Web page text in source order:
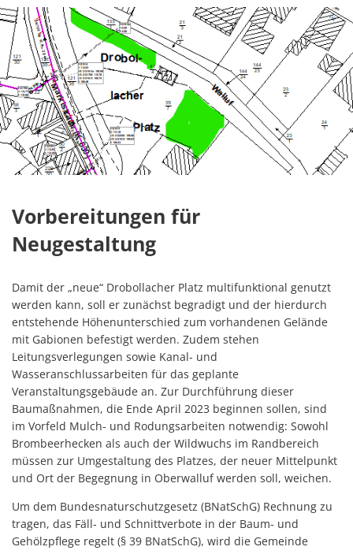
Vorbereitungen für
Neugestaltung
Damit der „neue“ Drobollacher Platz multifunktional genutzt
werden kann, soll er zunächst begradigt und der hierdurch
entstehende Höhenunterschied zum vorhandenen Gelände
mit Gabionen befestigt werden. Zudem stehen
Leitungsverlegungen sowie Kanal- und
Wasseranschlussarbeiten für das geplante
Veranstaltungsgebäude an. Zur Durchführung dieser
Baumaßnahmen, die Ende April 2023 beginnen sollen, sind
im Vorfeld Mulch- und Rodungsarbeiten notwendig: Sowohl
Brombeerhecken als auch der Wildwuchs im Randbereich
müssen zur Umgestaltung des Platzes, der neuer Mittelpunkt
und Ort der Begegnung in Oberwalluf werden soll, weichen.
Um dem Bundesnaturschutzgesetz (BNatSchG) Rechnung zu
tragen, das Fäll- und Schnittverbote in der Baum- und
Gehölzpflege regelt (§ 39 BNatSchG), wird die Gemeinde